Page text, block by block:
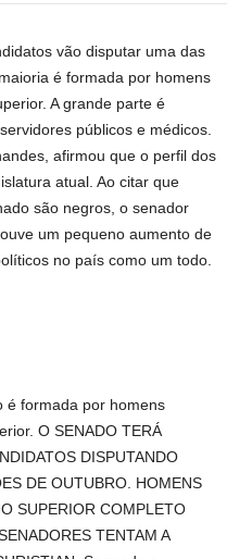
vão disputar uma das
é formada por homens
A grande parte é
públicos e médicos.
afirmou que o perfil dos
atual. Ao citar que
são negros, o senador
um pequeno aumento de
no país como um todo.
é formada por homens
O SENADO TERÁ
DISPUTANDO
DE OUTUBRO. HOMENS
SUPERIOR COMPLETO
TENTAM A